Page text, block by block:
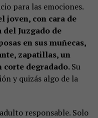
para las emociones.
joven, con cara de
Juzgado de
en sus muñecas,
zapatillas, un
corte degradado.Su
y quizás algo de la
responsable. Solo